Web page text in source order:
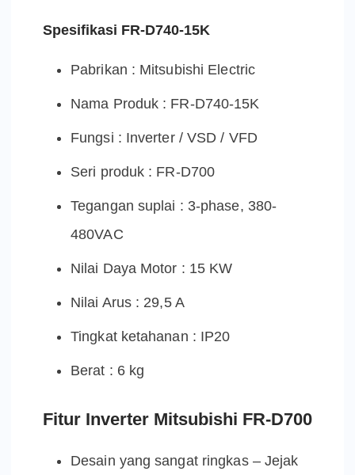
Spesifikasi FR-D740-15K
Pabrikan : Mitsubishi Electric
Nama Produk : FR-D740-15K
Fungsi : Inverter / VSD / VFD
Seri produk : FR-D700
Tegangan suplai : 3-phase, 380-
480VAC
Nilai Daya Motor : 15 KW
Nilai Arus : 29,5 A
Tingkat ketahanan : IP20
Berat : 6 kg
Fitur Inverter Mitsubishi FR-D700
Desain yang sangat ringkas – Jejak